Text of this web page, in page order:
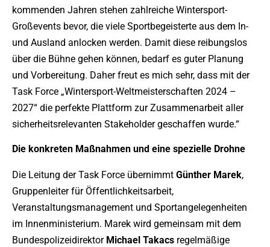
kommenden Jahren stehen zahlreiche Wintersport-
Großevents bevor, die viele Sportbegeisterte aus dem In-
und Ausland anlocken werden. Damit diese reibungslos
über die Bühne gehen können, bedarf es guter Planung
und Vorbereitung. Daher freut es mich sehr, dass mit der
Task Force „Wintersport-Weltmeisterschaften 2024 –
2027“ die perfekte Plattform zur Zusammenarbeit aller
sicherheitsrelevanten Stakeholder geschaffen wurde.“
Die konkreten Maßnahmen und eine spezielle Drohne
Die Leitung der Task Force übernimmt Günther Marek,
Gruppenleiter für Öffentlichkeitsarbeit,
Veranstaltungsmanagement und Sportangelegenheiten
im Innenministerium. Marek wird gemeinsam mit dem
Bundespolizeidirektor Michael Takacs regelmäßige